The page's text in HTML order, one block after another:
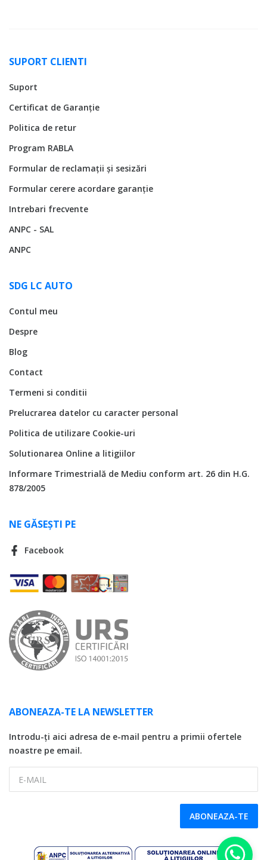
SUPORT CLIENTI
Suport
Certificat de Garanție
Politica de retur
Program RABLA
Formular de reclamații și sesizări
Formular cerere acordare garanție
Intrebari frecvente
ANPC - SAL
ANPC
SDG LC AUTO
Contul meu
Despre
Blog
Contact
Termeni si conditii
Prelucrarea datelor cu caracter personal
Politica de utilizare Cookie-uri
Solutionarea Online a litigiilor
Informare Trimestrială de Mediu conform art. 26 din H.G.
878/2005
NE GĂSEȘTI PE
Facebook
ABONEAZA-TE LA NEWSLETTER
Introdu-ți aici adresa de e-mail pentru a primii ofertele
noastre pe email.
ABONEAZA-TE